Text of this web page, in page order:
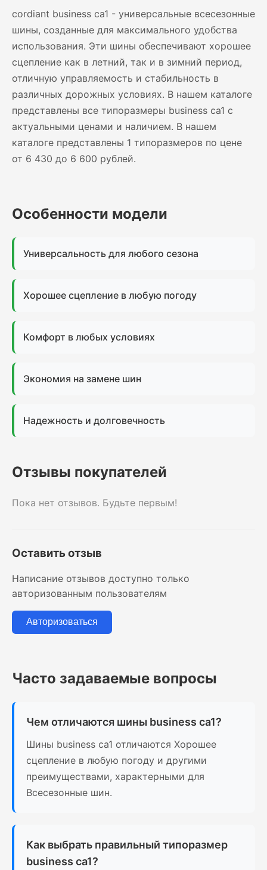
cordiant business ca1 - универсальные всесезонные
шины, созданные для максимального удобства
использования. Эти шины обеспечивают хорошее
сцепление как в летний, так и в зимний период,
отличную управляемость и стабильность в
различных дорожных условиях. В нашем каталоге
представлены все типоразмеры business ca1 с
актуальными ценами и наличием. В нашем
каталоге представлены 1 типоразмеров по цене
от 6 430 до 6 600 рублей.
Особенности модели
Универсальность для любого сезона
Хорошее сцепление в любую погоду
Комфорт в любых условиях
Экономия на замене шин
Надежность и долговечность
Отзывы покупателей
Пока нет отзывов. Будьте первым!
Оставить отзыв
Написание отзывов доступно только
авторизованным пользователям
Авторизоваться
Часто задаваемые вопросы
Чем отличаются шины business ca1?
Шины business ca1 отличаются Хорошее
сцепление в любую погоду и другими
преимуществами, характерными для
Всесезонные шин.
Как выбрать правильный типоразмер
business ca1?